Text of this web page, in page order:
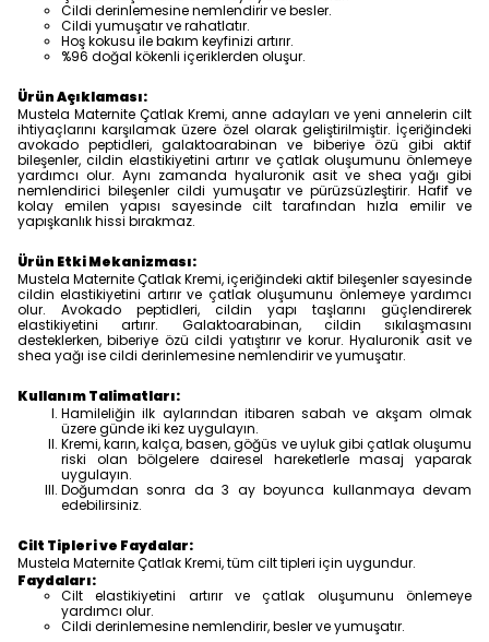
Cildi derinlemesine nemlendirir ve besler.
Cildi yumuşatır ve rahatlatır.
Hoş kokusu ile bakım keyfinizi artırır.
%96 doğal kökenli içeriklerden oluşur.
Ürün Açıklaması:
Mustela Maternite Çatlak Kremi, anne adayları ve yeni annelerin cilt
ihtiyaçlarını karşılamak üzere özel olarak geliştirilmiştir. İçeriğindeki
avokado peptidleri, galaktoarabinan ve biberiye özü gibi aktif
bileşenler, cildin elastikiyetini artırır ve çatlak oluşumunu önlemeye
yardımcı olur. Aynı zamanda hyaluronik asit ve shea yağı gibi
nemlendirici bileşenler cildi yumuşatır ve pürüzsüzleştirir. Hafif ve
kolay emilen yapısı sayesinde cilt tarafından hızla emilir ve
yapışkanlık hissi bırakmaz.
Ürün Etki Mekanizması:
Mustela Maternite Çatlak Kremi, içeriğindeki aktif bileşenler sayesinde
cildin elastikiyetini artırır ve çatlak oluşumunu önlemeye yardımcı
olur. Avokado peptidleri, cildin yapı taşlarını güçlendirerek
elastikiyetini artırır. Galaktoarabinan, cildin sıkılaşmasını
desteklerken, biberiye özü cildi yatıştırır ve korur. Hyaluronik asit ve
shea yağı ise cildi derinlemesine nemlendirir ve yumuşatır.
Kullanım Talimatları:
Hamileliğin ilk aylarından itibaren sabah ve akşam olmak
üzere günde iki kez uygulayın.
Kremi, karın, kalça, basen, göğüs ve uyluk gibi çatlak oluşumu
riski olan bölgelere dairesel hareketlerle masaj yaparak
uygulayın.
Doğumdan sonra da 3 ay boyunca kullanmaya devam
edebilirsiniz.
Cilt Tipleri ve Faydalar:
Mustela Maternite Çatlak Kremi, tüm cilt tipleri için uygundur.
Faydaları:
Cilt elastikiyetini artırır ve çatlak oluşumunu önlemeye
yardımcı olur.
Cildi derinlemesine nemlendirir, besler ve yumuşatır.